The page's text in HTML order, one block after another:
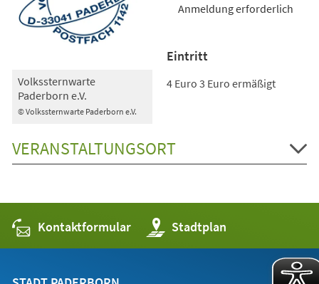
© Volkssternwarte Paderborn e.V.
Volkssternwarte
Paderborn e.V.
Anmeldung erforderlich
Eintritt
4 Euro 3 Euro ermäßigt
VERANSTALTUNGSORT
Kontaktformular Stadtplan
(Öffnet
in
einem